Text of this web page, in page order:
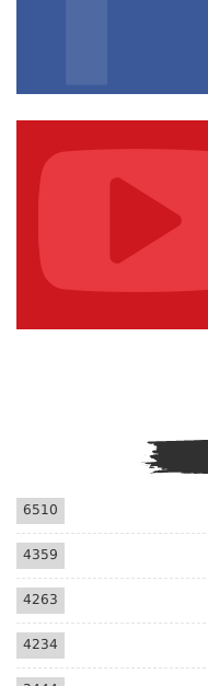
6510
4359
4263
4234